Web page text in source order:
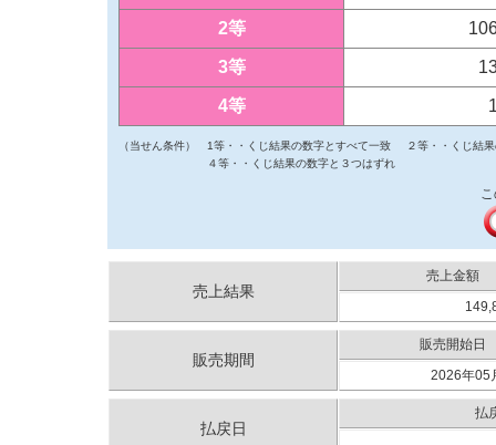
2等
3等
4等
（当せん条件） 1等・・くじ結果の数字とすべて一致
２等・・くじ結
４等・・くじ結果の数字と３つはずれ
売上結果
売上金額
販売期間
販売開始日
2026年05
払戻日
払